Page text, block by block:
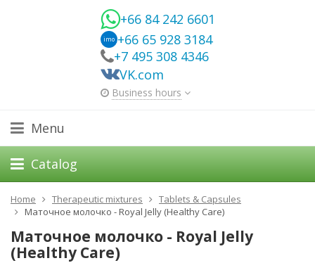
+66 84 242 6601
imo +66 65 928 3184
+7 495 308 4346
VK.com
Business hours
Menu
Catalog
Home Therapeutic mixtures
Tablets & Capsules
Маточное молочко - Royal Jelly (Healthy Care)
Маточное молочко - Royal Jelly
(Healthy Care)